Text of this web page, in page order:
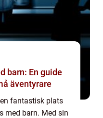
barn: En guide
äventyrare
fantastisk plats
med barn. Med sin